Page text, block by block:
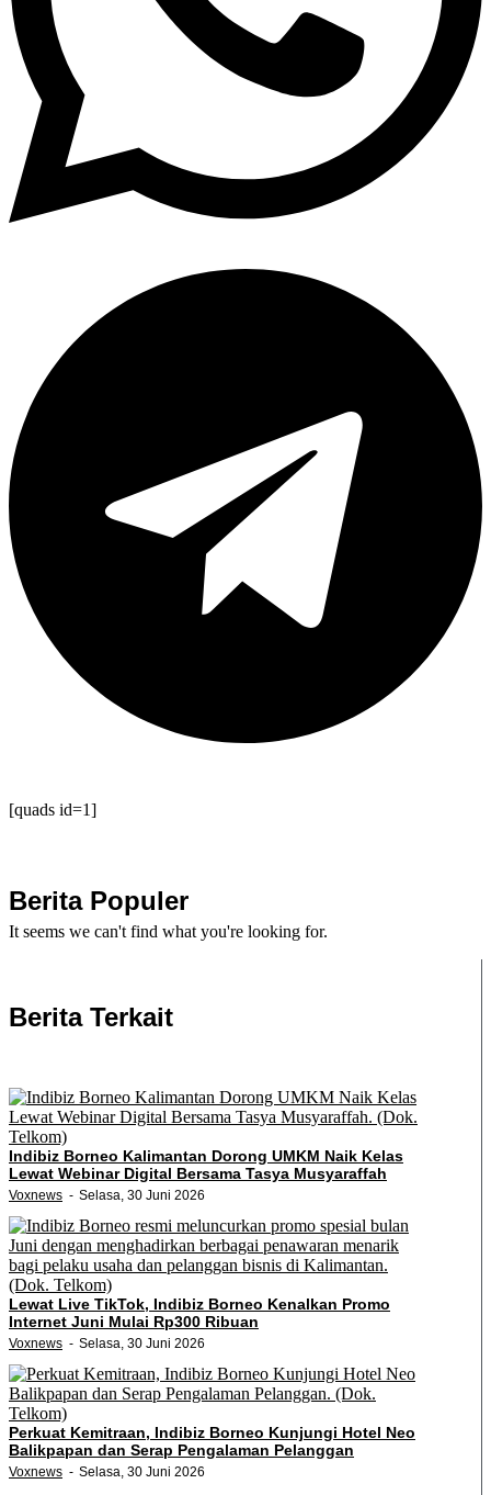
[quads id=1]
Berita Populer
It seems we can't find what you're looking for.
Berita Terkait
Indibiz Borneo Kalimantan Dorong UMKM Naik Kelas
Lewat Webinar Digital Bersama Tasya Musyaraffah
Voxnews Selasa, 30 Juni 2026
Lewat Live TikTok, Indibiz Borneo Kenalkan Promo
Internet Juni Mulai Rp300 Ribuan
Voxnews Selasa, 30 Juni 2026
Perkuat Kemitraan, Indibiz Borneo Kunjungi Hotel Neo
Balikpapan dan Serap Pengalaman Pelanggan
Voxnews Selasa, 30 Juni 2026